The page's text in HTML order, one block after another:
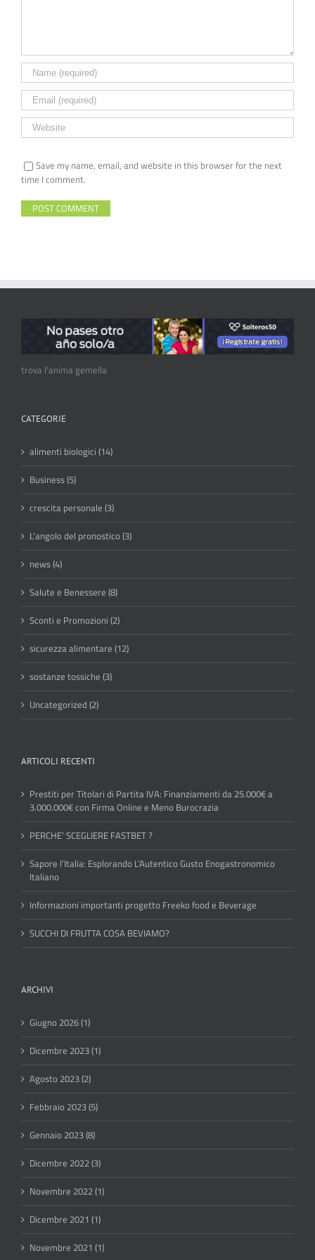
Save my name, email, and website in this browser for the next
time I comment.
trova l'anima gemella
CATEGORIE
alimenti biologici (14)
Business (5)
crescita personale (3)
L'angolo del pronostico (3)
news (4)
Salute e Benessere (8)
Sconti e Promozioni (2)
sicurezza alimentare (12)
sostanze tossiche (3)
Uncategorized (2)
ARTICOLI RECENTI
Prestiti per Titolari di Partita IVA: Finanziamenti da 25.000€ a
3.000.000€ con Firma Online e Meno Burocrazia
PERCHE’ SCEGLIERE FASTBET ?
Sapore l’Italia: Esplorando L’Autentico Gusto Enogastronomico
Italiano
Informazioni importanti progetto Freeko food e Beverage
SUCCHI DI FRUTTA COSA BEVIAMO?
ARCHIVI
Giugno 2026 (1)
Dicembre 2023 (1)
Agosto 2023 (2)
Febbraio 2023 (5)
Gennaio 2023 (8)
Dicembre 2022 (3)
Novembre 2022 (1)
Dicembre 2021 (1)
Novembre 2021 (1)